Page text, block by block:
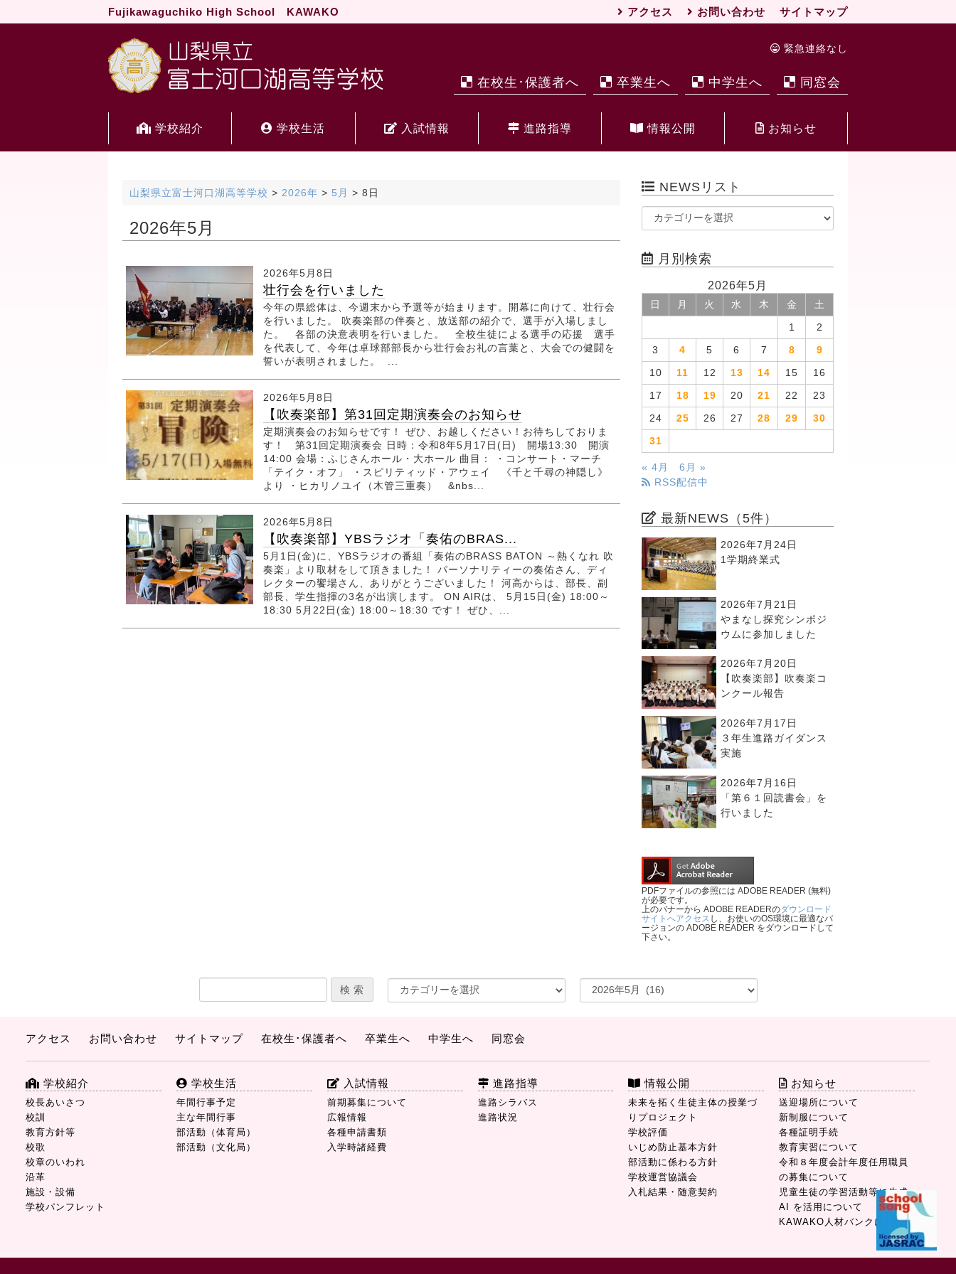
Fujikawaguchiko High School KAWAKO サイトマップ
お問い合わせ
アクセス
緊急連絡なし
在校生･保護者へ 卒業生へ 中学生へ 同窓会
学校紹介 学校生活 入試情報 進路指導 情報公開 お知らせ
山梨県立富士河口湖高等学校 > 2026年 > 5月 > 8日
2026年5月
2026年5月8日
壮行会を行いました
今年の県総体は、今週末から予選等が始まります。開幕に向けて、壮行会
を行いました。 吹奏楽部の伴奏と、放送部の紹介で、選手が入場しまし
た。 各部の決意表明を行いました。 全校生徒による選手の応援 選手
を代表して、今年は卓球部部長から壮行会お礼の言葉と、大会での健闘を
誓いが表明されました。 ...
2026年5月8日
【吹奏楽部】第31回定期演奏会のお知らせ
定期演奏会のお知らせです！ ぜひ、お越しください！お待ちしておりま
す！ 第31回定期演奏会 日時：令和8年5月17日(日) 開場13:30 開演
14:00 会場：ふじさんホール・大ホール 曲目： ・コンサート・マーチ
「テイク・オフ」 ・スピリティッド・アウェイ 《千と千尋の神隠し》
より ・ヒカリノユイ（木管三重奏） &nbs...
2026年5月8日
【吹奏楽部】YBSラジオ「奏佑のBRAS...
5月1日(金)に、YBSラジオの番組「奏佑のBRASS BATON ～熱くなれ 吹
奏楽」より取材をして頂きました！ パーソナリティーの奏佑さん、ディ
レクターの饗場さん、ありがとうございました！ 河高からは、部長、副
部長、学生指揮の3名が出演します。 ON AIRは、 5月15日(金) 18:00～
18:30 5月22日(金) 18:00～18:30 です！ ぜひ、...
NEWSリスト
月別検索
2026年5月
日 月 火 水 木 金 土
1 2
3 4 5 6 7 8 9
10 11 12 13 14 15 16
17 18 19 20 21 22 23
24 25 26 27 28 29 30
31
« 4月
6月 »
RSS配信中
最新NEWS（5件）
2026年7月24日
1学期終業式
2026年7月21日
やまなし探究シンポジ
ウムに参加しました
2026年7月20日
【吹奏楽部】吹奏楽コ
ンクール報告
2026年7月17日
３年生進路ガイダンス
実施
2026年7月16日
「第６１回読書会」を
行いました
PDFファイルの参照には ADOBE READER (無料)
が必要です。
上のバナーから ADOBE READERのダウンロード
サイトへアクセス し、お使いのOS環境に最適なバ
ージョンの ADOBE READER をダウンロードして
下さい。
アクセス お問い合わせ サイトマップ 在校生･保護者へ 卒業生へ 中学生へ 同窓会
学校紹介
校長あいさつ
校訓
教育方針等
校歌
校章のいわれ
沿革
施設・設備
学校パンフレット
学校生活
年間行事予定
主な年間行事
部活動（体育局）
部活動（文化局）
入試情報
前期募集について
広報情報
各種申請書類
入学時諸経費
進路指導
進路シラバス
進路状況
情報公開
未来を拓く生徒主体の授業づ
りプロジェクト
学校評価
いじめ防止基本方針
部活動に係わる方針
学校運営協議会
入札結果・随意契約
お知らせ
送迎場所について
新制服について
各種証明手続
教育実習について
令和８年度会計年度任用職員
の募集について
児童生徒の学習活動等に生成
AI を活用について
KAWAKO人材バンクについて